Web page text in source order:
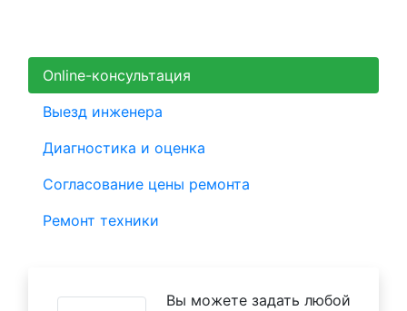
Online-консультация
Выезд инженера
Диагностика и оценка
Согласование цены ремонта
Ремонт техники
Вы можете задать любой